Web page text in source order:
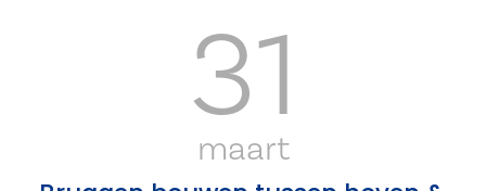
31
maart